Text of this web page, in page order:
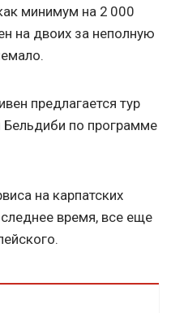
минимум на 2 000
на двоих за неполную
предлагается тур
Бельдиби по программе
на карпатских
время, все еще